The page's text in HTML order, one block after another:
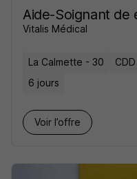
Aide-Soignant de
Vitalis Médical
La Calmette - 30 CDD
6 jours
Voir l’offre